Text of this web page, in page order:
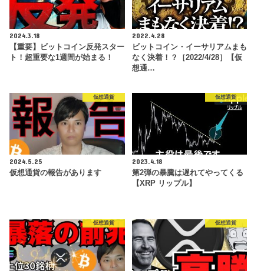
2024.3.18
【重要】ビットコイン反発スター
ト！超重要な1週間が始まる！
2022.4.28
ビットコイン・イーサリアムまも
なく決着！？［2022/4/28］【仮
想通…
仮想通貨
2024.5.25
仮想通貨の報告があります
仮想通貨
2023.4.18
第2弾の暴騰は遅れてやってくる
【XRP リップル】
仮想通貨 仮想通貨